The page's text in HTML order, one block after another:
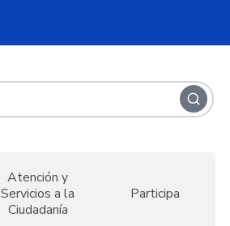
Atención y
Servicios a la
Ciudadanía
Participa